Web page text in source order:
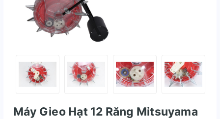
Máy Gieo Hạt 12 Răng Mitsuyama